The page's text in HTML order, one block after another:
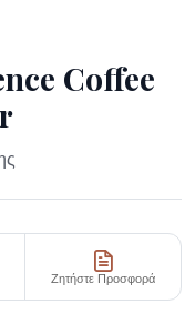
Coffee
Ζητήστε Προσφορά